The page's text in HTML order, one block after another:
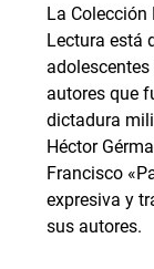
La Colección
Lectura está
autores que
dictadura
Héctor
Francisco
expresiva y
sus autores.